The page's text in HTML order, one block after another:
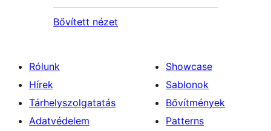
Bővített nézet
Rólunk
Hírek
Tárhelyszolgatatás
Adatvédelem
Showcase
Sablonok
Bővítmények
Patterns